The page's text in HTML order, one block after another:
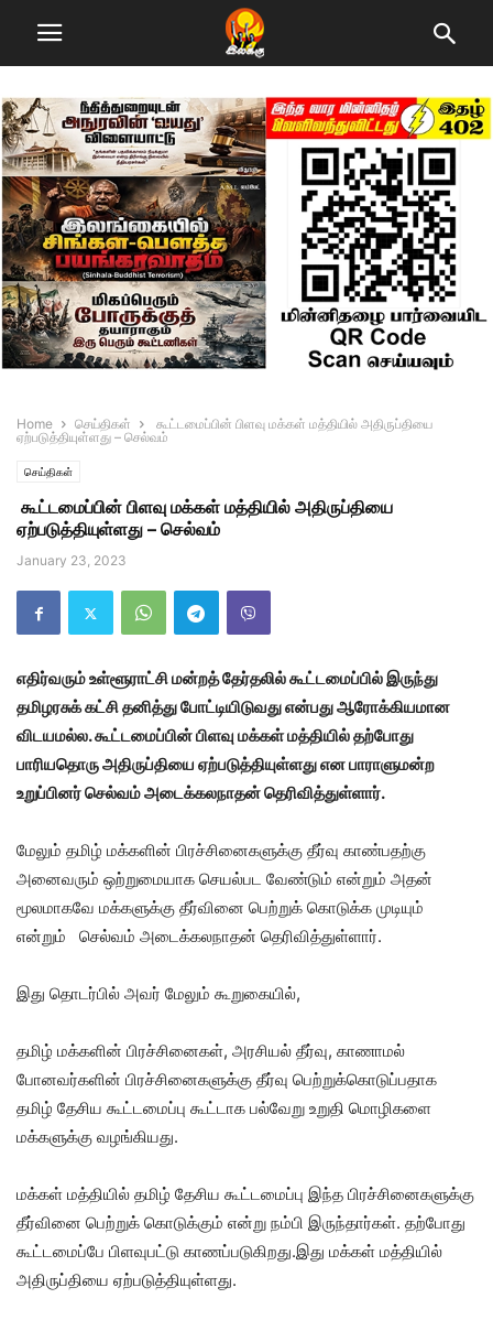
Home செய்திகள்
கூட்டமைப்பின் பிளவு மக்கள் மத்தியில் அதிருப்தியை
ஏற்படுத்தியுள்ளது – செல்வம்
செய்திகள்
கூட்டமைப்பின் பிளவு மக்கள் மத்தியில் அதிருப்தியை
ஏற்படுத்தியுள்ளது – செல்வம்
January 23, 2023
எதிர்வரும் உள்ளூராட்சி மன்றத் தேர்தலில் கூட்டமைப்பில் இருந்து
தமிழரசுக் கட்சி தனித்து போட்டியிடுவது என்பது ஆரோக்கியமான
விடயமல்ல. கூட்டமைப்பின் பிளவு மக்கள் மத்தியில் தற்போது
பாரியதொரு அதிருப்தியை ஏற்படுத்தியுள்ளது என பாராளுமன்ற
உறுப்பினர் செல்வம் அடைக்கலநாதன் தெரிவித்துள்ளார்.
மேலும் தமிழ் மக்களின் பிரச்சினைகளுக்கு தீர்வு காண்பதற்கு
அனைவரும் ஒற்றுமையாக செயல்பட வேண்டும் என்றும் அதன்
மூலமாகவே மக்களுக்கு தீர்வினை பெற்றுக் கொடுக்க முடியும்
என்றும் செல்வம் அடைக்கலநாதன் தெரிவித்துள்ளார்.
இது தொடர்பில் அவர் மேலும் கூறுகையில்,
தமிழ் மக்களின் பிரச்சினைகள், அரசியல் தீர்வு, காணாமல்
போனவர்களின் பிரச்சினைகளுக்கு தீர்வு பெற்றுக்கொடுப்பதாக
தமிழ் தேசிய கூட்டமைப்பு கூட்டாக பல்வேறு உறுதி மொழிகளை
மக்களுக்கு வழங்கியது.
மக்கள் மத்தியில் தமிழ் தேசிய கூட்டமைப்பு இந்த பிரச்சினைகளுக்கு
தீர்வினை பெற்றுக் கொடுக்கும் என்று நம்பி இருந்தார்கள். தற்போது
கூட்டமைப்பே பிளவுபட்டு காணப்படுகிறது.இது மக்கள் மத்தியில்
அதிருப்தியை ஏற்படுத்தியுள்ளது.